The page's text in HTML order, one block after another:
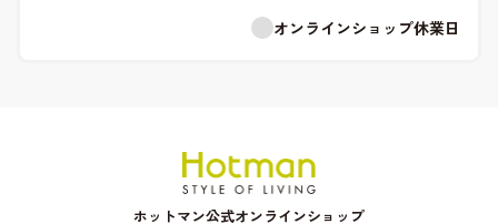
オンラインショップ休業日
ホットマン公式オンラインショップ